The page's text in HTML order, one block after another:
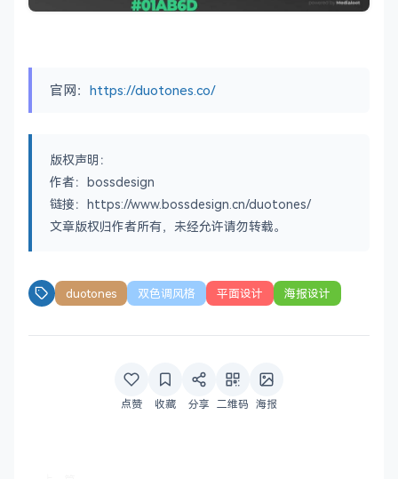
官网： https://duotones.co/
版权声明：
作者：bossdesign
链接：https://www.bossdesign.cn/duotones/
文章版权归作者所有，未经允许请勿转载。
duotones 双色调风格 平面设计 海报设计
点赞 收藏 分享 二维码 海报